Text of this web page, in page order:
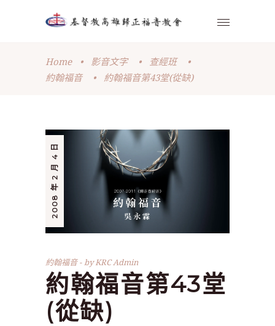
Home • 影音文字 • 查經班
•
約翰福音
• 約翰福音第43堂(從缺)
2008 年 2 月 4 日
約翰福音 byKRC Admin
約翰福音第43堂
(從缺)